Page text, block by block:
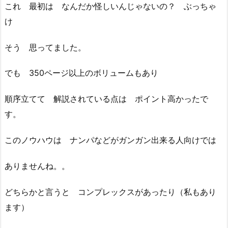
これ 最初は なんだか怪しいんじゃないの？ ぶっちゃ
け
そう 思ってました。
でも 350ページ以上のボリュームもあり
順序立てて 解説されている点は ポイント高かったで
す。
このノウハウは ナンパなどがガンガン出来る人向けでは
ありませんね。。
どちらかと言うと コンプレックスがあったり（私もあり
ます）